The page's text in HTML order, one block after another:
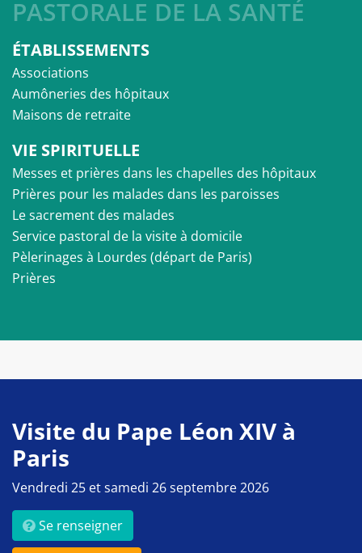
PASTORALE DE LA SANTÉ
ÉTABLISSEMENTS
Associations
Aumôneries des hôpitaux
Maisons de retraite
VIE SPIRITUELLE
Messes et prières dans les chapelles des hôpitaux
Prières pour les malades dans les paroisses
Le sacrement des malades
Service pastoral de la visite à domicile
Pèlerinages à Lourdes (départ de Paris)
Prières
Visite du Pape Léon XIV à
Paris
Vendredi 25 et samedi 26 septembre 2026
Se renseigner